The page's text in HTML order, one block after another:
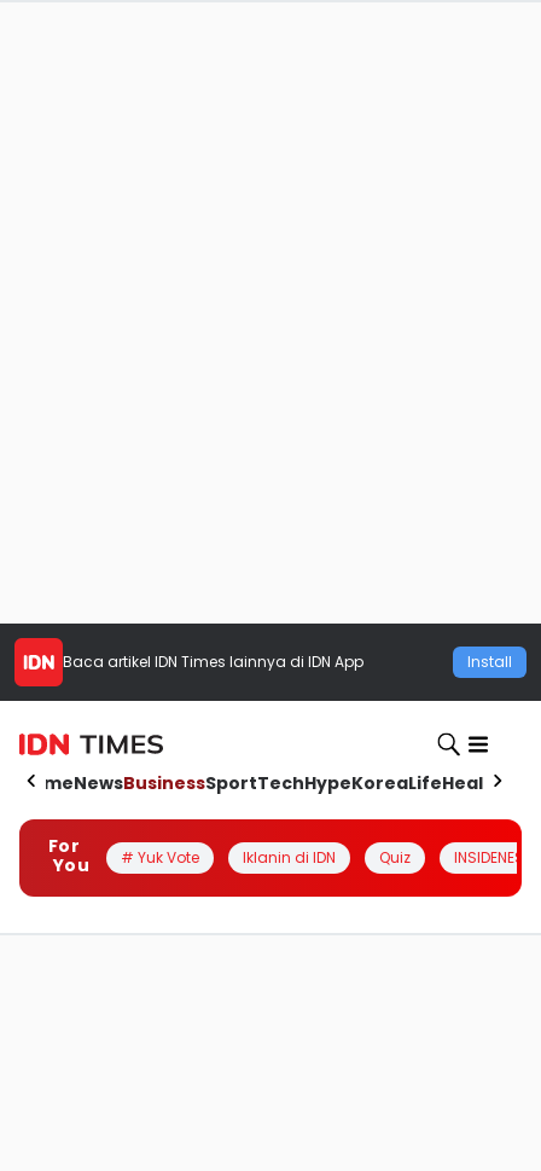
Baca artikel IDN Times lainnya di IDN App Install
HomeNewsBusinessSportTechHypeKoreaLifeHealth
For
You
# Yuk Vote Iklanin di IDN Quiz INSIDENESIA